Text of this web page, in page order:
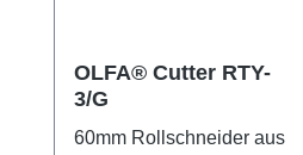
OLFA® Cutter RTY-
3/G
60mm Rollschneider aus